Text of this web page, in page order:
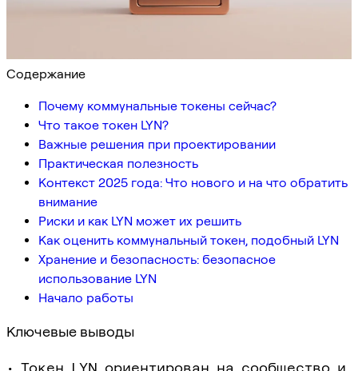
Содержание
Почему коммунальные токены сейчас?
Что такое токен LYN?
Важные решения при проектировании
Практическая полезность
Контекст 2025 года: Что нового и на что обратить
внимание
Риски и как LYN может их решить
Как оценить коммунальный токен, подобный LYN
Хранение и безопасность: безопасное
использование LYN
Начало работы
Ключевые выводы
• Токен LYN ориентирован на сообщество и